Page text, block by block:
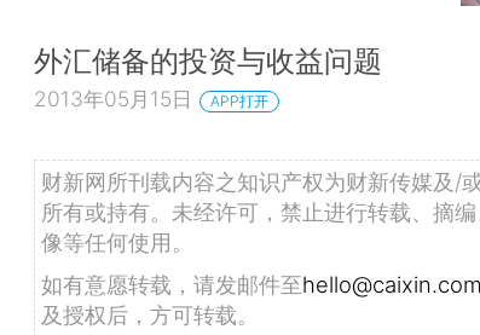
外汇储备的投资与收益问题
2013年05月15日 APP打开
财新网所刊载内容之知识产权为财新传媒及/
所有或持有。未经许可，禁止进行转载、摘
像等任何使用。
如有意愿转载，请发邮件至hello@caixin.com
及授权后，方可转载。